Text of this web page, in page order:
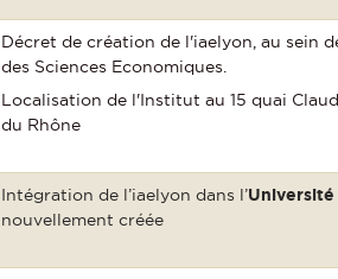
Décret de création de l'iaelyon, au sein
des Sciences Economiques.
Localisation de l'Institut au 15 quai
du Rhône
Intégration de l’iaelyon dans l’Université
nouvellement créée